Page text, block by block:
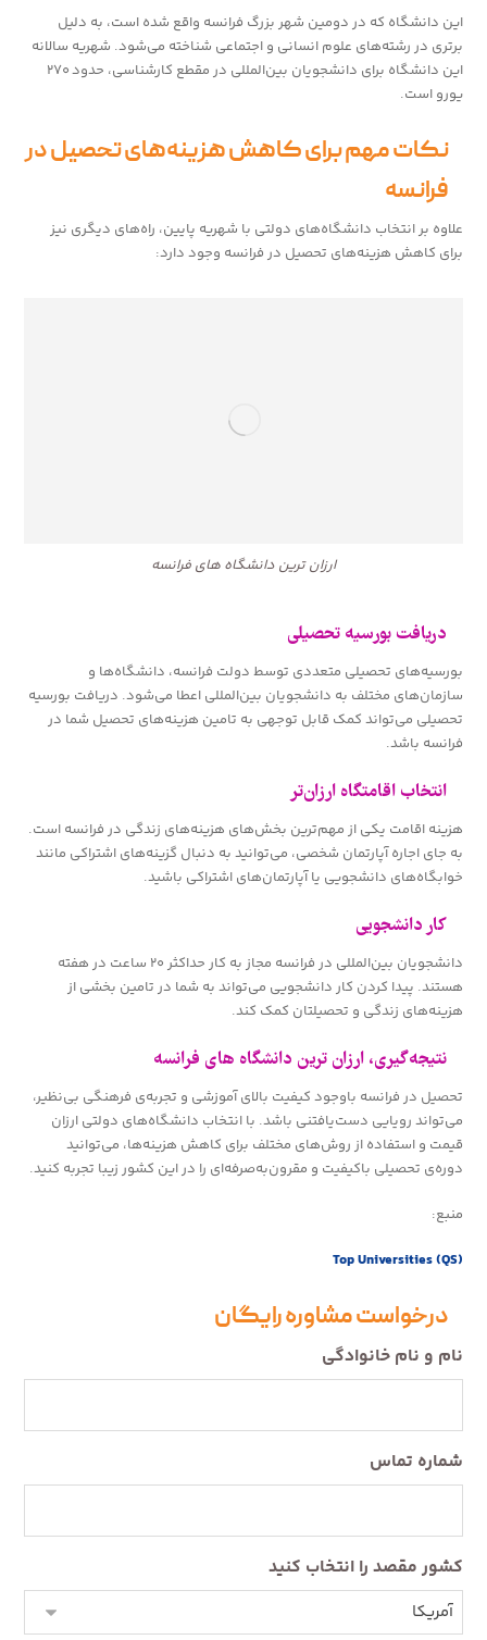
این دانشگاه که در دومین شهر بزرگ فرانسه واقع شده است، به دلیل
برتری در رشته‌های علوم انسانی و اجتماعی شناخته می‌شود. شهریه سالانه
این دانشگاه برای دانشجویان بین‌المللی در مقطع کارشناسی، حدود ۲۷۰
یورو است.
نکات مهم برای کاهش هزینه‌های تحصیل در
فرانسه
علاوه بر انتخاب دانشگاه‌های دولتی با شهریه پایین، راه‌های دیگری نیز
برای کاهش هزینه‌های تحصیل در فرانسه وجود دارد:
ارزان‌ ترین دانشگاه‌ های فرانسه
دریافت بورسیه تحصیلی
بورسیه‌های تحصیلی متعددی توسط دولت فرانسه، دانشگاه‌ها و
سازمان‌های مختلف به دانشجویان بین‌المللی اعطا می‌شود. دریافت بورسیه
تحصیلی می‌تواند کمک قابل توجهی به تامین هزینه‌های تحصیل شما در
فرانسه باشد.
انتخاب اقامتگاه ارزان‌تر
هزینه اقامت یکی از مهم‌ترین بخش‌های هزینه‌های زندگی در فرانسه است.
به جای اجاره آپارتمان شخصی، می‌توانید به دنبال گزینه‌های اشتراکی مانند
خوابگاه‌های دانشجویی یا آپارتمان‌های اشتراکی باشید.
کار دانشجویی
دانشجویان بین‌المللی در فرانسه مجاز به کار حداکثر ۲۰ ساعت در هفته
هستند. پیدا کردن کار دانشجویی می‌تواند به شما در تامین بخشی از
هزینه‌های زندگی و تحصیلتان کمک کند.
نتیجه‌گیری، ارزان‌ ترین دانشگاه‌ های فرانسه
تحصیل در فرانسه باوجود کیفیت بالای آموزشی و تجربه‌ی فرهنگی بی‌نظیر،
می‌تواند رویایی دست‌یافتنی باشد. با انتخاب دانشگاه‌های دولتی ارزان
قیمت و استفاده از روش‌های مختلف برای کاهش هزینه‌ها، می‌توانید
دوره‌ی تحصیلی باکیفیت و مقرون‌به‌صرفه‌ای را در این کشور زیبا تجربه کنید.
منبع:
Top Universities (QS)
درخواست مشاوره رایگان
نام و نام خانوادگی
شماره تماس
کشور مقصد را انتخاب کنید